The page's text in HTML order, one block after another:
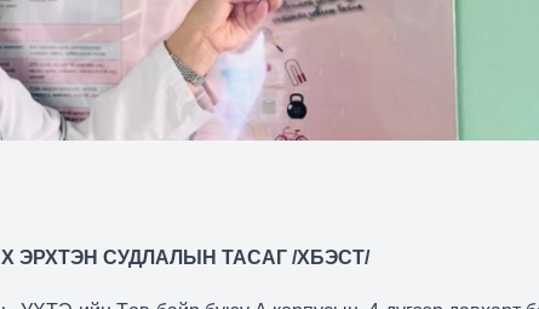
ЭРХТЭН СУДЛАЛЫН ТАСАГ /ХБЭСТ/